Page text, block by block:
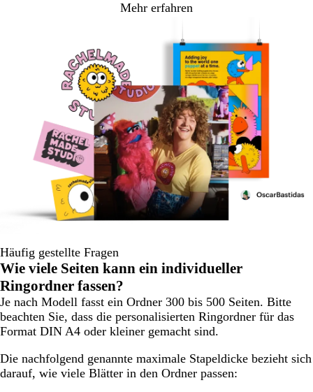
Mehr erfahren
Häufig gestellte Fragen
Wie viele Seiten kann ein individueller
Ringordner fassen?
Je nach Modell fasst ein Ordner 300 bis 500 Seiten. Bitte
beachten Sie, dass die personalisierten Ringordner für das
Format DIN A4 oder kleiner gemacht sind.
Die nachfolgend genannte maximale Stapeldicke bezieht sich
darauf, wie viele Blätter in den Ordner passen: